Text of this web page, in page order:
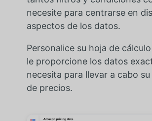
necesite para centrarse en
aspectos de los datos.
Personalice su hoja de
le proporcione los datos
necesita para llevar a cabo
de precios.